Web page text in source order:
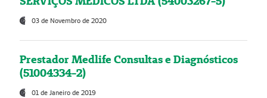
03 de Novembro de 2020
Prestador Medlife Consultas e Diagnósticos
(51004334-2)
01 de Janeiro de 2019